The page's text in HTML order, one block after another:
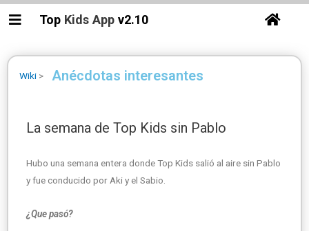
Top Kids App v2.10
Wiki > Anécdotas interesantes
La semana de Top Kids sin Pablo
Hubo una semana entera donde Top Kids salió al aire sin Pablo
y fue conducido por Aki y el Sabio.
¿Que pasó?